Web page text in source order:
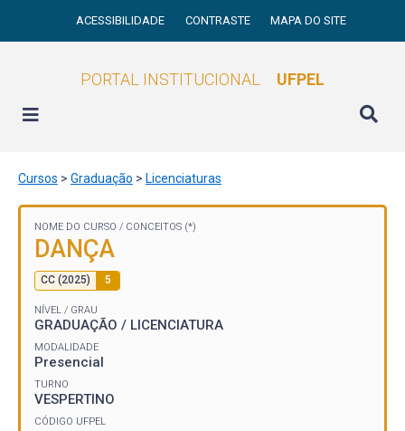
ACESSIBILIDADE CONTRASTE MAPA DO SITE
PORTAL INSTITUCIONAL UFPEL
Cursos > Graduação > Licenciaturas
NOME DO CURSO / CONCEITOS (*)
DANÇA
CC (2025) 5
NÍVEL / GRAU
GRADUAÇÃO / LICENCIATURA
MODALIDADE
Presencial
TURNO
VESPERTINO
CÓDIGO UFPEL